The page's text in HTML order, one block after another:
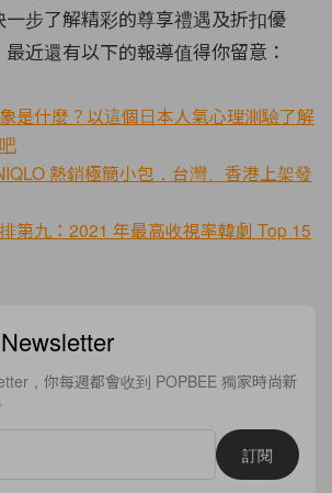
步了解精彩的尊享禮遇及折扣優
近還有以下的報導值得你留意：
是什麼？以這個日本人氣心理測驗了解
熱銷極簡小包，台灣、香港上架發
第九：2021 年最高收視率韓劇 Top 15
，你每週都會收到 POPBEE 獨家時尚新
訂閱